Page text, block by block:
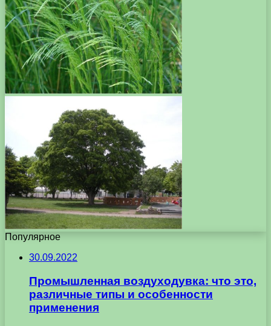
Популярное
30.09.2022
Промышленная воздуходувка: что это,
различные типы и особенности
применения